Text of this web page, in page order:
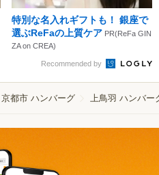
特別な名入れギフトも！ 銀座で
選ぶReFaの上質ケア PR(ReFa GIN
ZA on CREA)
Recommended by
京都市 ハンバーグ 上鳥羽 ハンバー